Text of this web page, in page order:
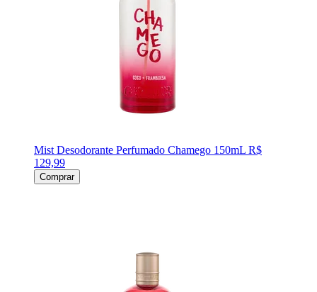
Mist Desodorante Perfumado Chamego 150mL R$
129,99
Comprar